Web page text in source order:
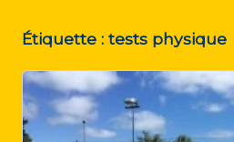
Étiquette : tests physique